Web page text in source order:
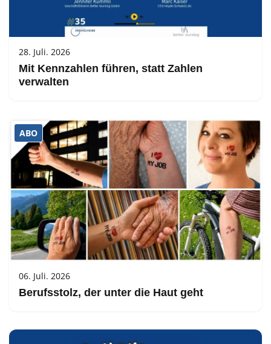
28. Juli. 2026
Mit Kennzahlen führen, statt Zahlen
verwalten
ABO
06. Juli. 2026
Berufsstolz, der unter die Haut geht